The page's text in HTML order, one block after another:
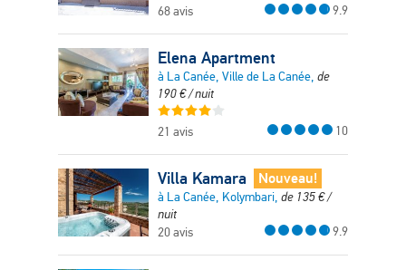
68 avis
9.9
Elena Apartment
à La Canée, Ville de La Canée, de
190€/ nuit
21 avis 10
Villa Kamara Nouveau!
à La Canée, Kolymbari, de 135€/
nuit
20 avis
9.9